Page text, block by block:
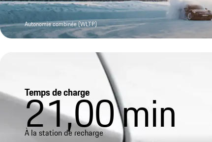
Autonomie combinée (WLTP)
Temps de charge
21,00min
À la station de recharge